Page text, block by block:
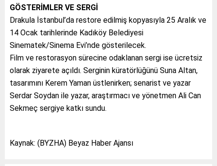
GÖSTERİMLER VE SERGİ
Drakula İstanbul’da restore edilmiş kopyasıyla 25 Aralık ve
14 Ocak tarihlerinde Kadıköy Belediyesi
Sinematek/Sinema Evi’nde gösterilecek.
Film ve restorasyon sürecine odaklanan sergi ise ücretsiz
olarak ziyarete açıldı. Serginin küratörlüğünü Suna Altan,
tasarımını Kerem Yaman üstlenirken; senarist ve yazar
Serdar Soydan ile yazar, araştırmacı ve yönetmen Ali Can
Sekmeç sergiye katkı sundu.
Kaynak: (BYZHA) Beyaz Haber Ajansı